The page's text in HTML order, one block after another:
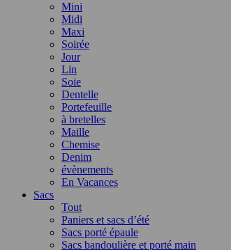
Mini
Midi
Maxi
Soirée
Jour
Lin
Soie
Dentelle
Portefeuille
à bretelles
Maille
Chemise
Denim
évènements
En Vacances
Sacs
Tout
Paniers et sacs d’été
Sacs porté épaule
Sacs bandoulière et porté main